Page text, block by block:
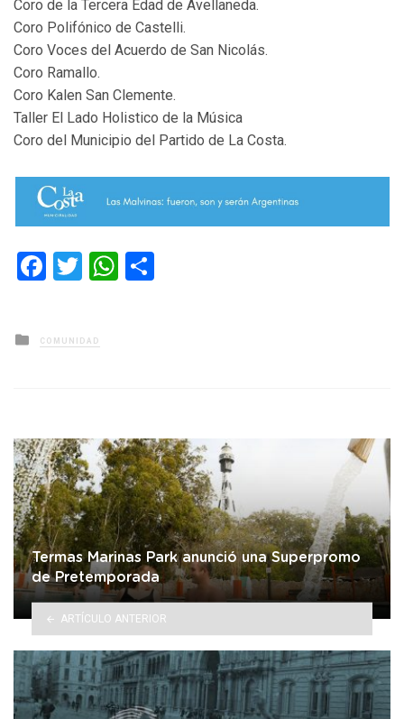
Coro de la Tercera Edad de Avellaneda.
Coro Polifónico de Castelli.
Coro Voces del Acuerdo de San Nicolás.
Coro Ramallo.
Coro Kalen San Clemente.
Taller El Lado Holistico de la Música
Coro del Municipio del Partido de La Costa.
Facebook
TwitterWhatsApp
Posted
in
COMUNIDAD
Termas Marinas Park anunció una Superpromo
de Pretemporada
ARTÍCULO ANTERIOR